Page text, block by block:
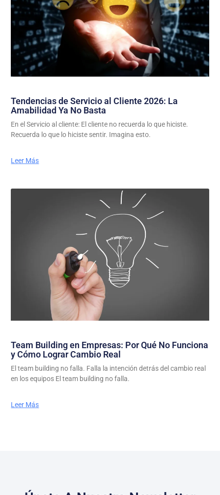
Tendencias de Servicio al Cliente 2026: La
Amabilidad Ya No Basta
En el Servicio al cliente: El cliente no recuerda lo que hiciste.
Recuerda lo que lo hiciste sentir. Imagina esto.
Leer Más
Team Building en Empresas: Por Qué No Funciona
y Cómo Lograr Cambio Real
El team building no falla. Falla la intención detrás del cambio real
en los equipos El team building no falla.
Leer Más